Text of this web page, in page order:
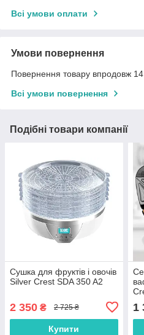
Всі умови оплати
Умови повернення
Повернення товару впродовж 14
Всі умови повернення
Подібні товари компанії
Сушка для фруктів і овочів
Silver Crest SDA 350 A2
2 350 ₴ 2 725 ₴
Купити
1